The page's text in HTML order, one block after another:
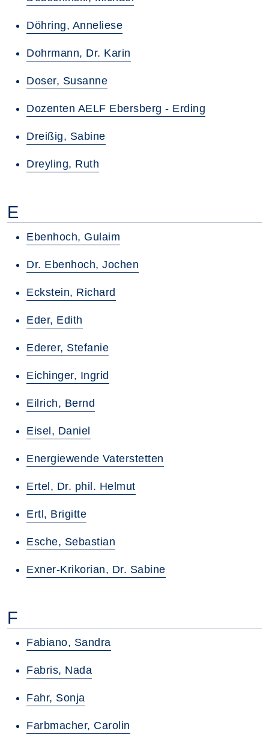
Döhring, Anneliese
Dohrmann, Dr. Karin
Doser, Susanne
Dozenten AELF Ebersberg - Erding
Dreißig, Sabine
Dreyling, Ruth
E
Ebenhoch, Gulaim
Dr. Ebenhoch, Jochen
Eckstein, Richard
Eder, Edith
Ederer, Stefanie
Eichinger, Ingrid
Eilrich, Bernd
Eisel, Daniel
Energiewende Vaterstetten
Ertel, Dr. phil. Helmut
Ertl, Brigitte
Esche, Sebastian
Exner-Krikorian, Dr. Sabine
F
Fabiano, Sandra
Fabris, Nada
Fahr, Sonja
Farbmacher, Carolin